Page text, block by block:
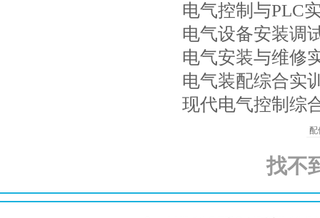
电气控制与PLC
电气设备安装调
电气安装与维修
电气装配综合实
现代电气控制综
配
找不